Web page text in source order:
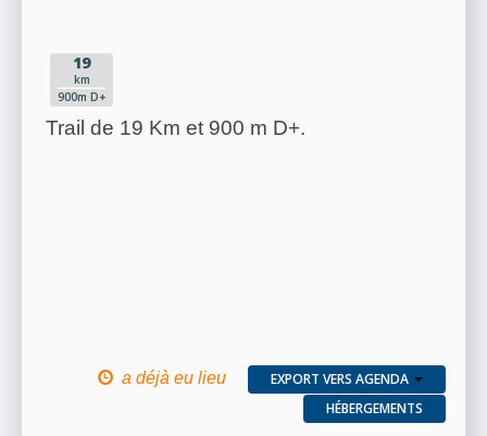
19
km
900m D+
Trail de 19 Km et 900 m D+.
a déjà eu lieu
EXPORT VERS AGENDA
HÉBERGEMENTS